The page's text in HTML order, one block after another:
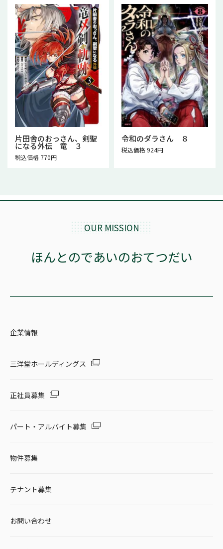
片田舎のおっさん、剣聖
になる外伝 竜 ３
税込価格 770円
令和のダラさん ８
税込価格 924円
OUR MISSION
ほんとのであいのおてつだい
企業情報
三洋堂ホールディングス
正社員募集
パート・アルバイト募集
物件募集
テナント募集
お問い合わせ